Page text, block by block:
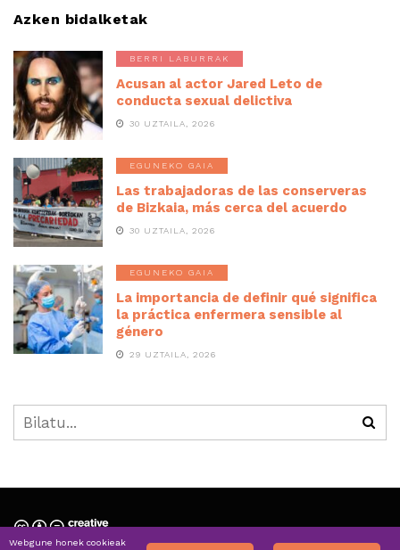
Azken bidalketak
BERRI LABURRAK
Acusan al actor Jared Leto de
conducta sexual delictiva
30 UZTAILA, 2026
EGUNEKO GAIA
Las trabajadoras de las conserveras
de Bizkaia, más cerca del acuerdo
30 UZTAILA, 2026
EGUNEKO GAIA
La importancia de definir qué significa
la práctica enfermera sensible al
género
29 UZTAILA, 2026
Webgune honek cookieak